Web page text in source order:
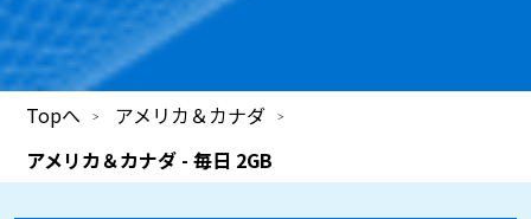
Topへ
アメリカ＆カナダ
アメリカ＆カナダ - 毎日 2GB